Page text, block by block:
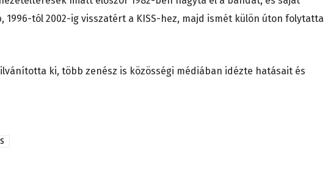
tól 2002-ig visszatért a KISS-hez, majd ismét külön úton folytatta
ki, több zenész is közösségi médiában idézte hatásait és